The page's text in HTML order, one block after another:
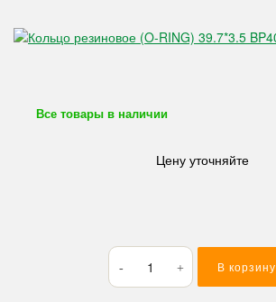
Все товары в наличии
Цену уточняйте
Количество
товара
Кольцо
В корзину